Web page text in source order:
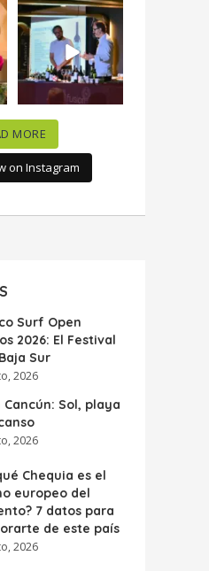
#SoaunFusionMexic
o una noche única
donde España y...
10 0
MORE
on Instagram
Surf Open
2026: El Festival
Sur
2026
Cancún: Sol, playa
2026
Chequia es el
europeo del
7 datos para
de este país
2026